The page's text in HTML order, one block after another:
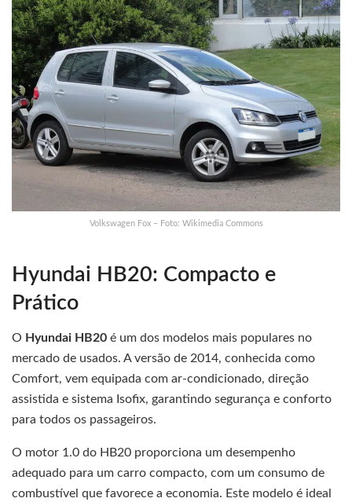
Volkswagen Fox – Foto: Wikimedia Commons
Hyundai HB20: Compacto e
Prático
O Hyundai HB20 é um dos modelos mais populares no
mercado de usados. A versão de 2014, conhecida como
Comfort, vem equipada com ar-condicionado, direção
assistida e sistema Isofix, garantindo segurança e conforto
para todos os passageiros.
O motor 1.0 do HB20 proporciona um desempenho
adequado para um carro compacto, com um consumo de
combustível que favorece a economia. Este modelo é ideal